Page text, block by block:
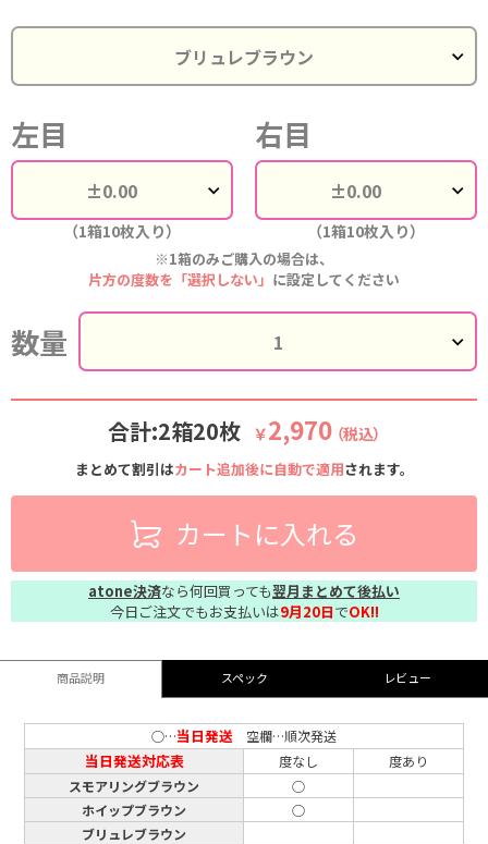
左目
（1箱10枚入り）
右目
（1箱10枚入り）
※1箱のみご購入の場合は、
片方の度数を「選択しない」 に設定してください
数量
合計:2箱20枚 ￥2,970 （税込）
まとめて割引はカート追加後に自動で適用されます。
カートに入れる
atone決済なら何回買っても翌月まとめて後払い
今日ご注文でもお支払いは9月20日でOK!!
商品説明 スペック レビュー
○…当日発送 空欄…順次発送
当日発送対応表 度なし
度あり
スモアリングブラウン
○
ホイップブラウン
○
ブリュレブラウン